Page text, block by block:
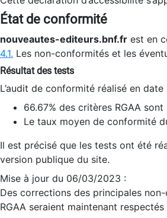
État de conformité
nouveautes-editeurs.bnf.fr est en
4.1. Les non-conformités et les
Résultat des tests
L’audit de conformité réalisé en
66.67% des critères RGAA sont
Le taux moyen de conformité
Il est précisé que les tests ont été
version publique du site.
Mise à jour du 06/03/2023 :
Des corrections des principales
RGAA seraient maintenant